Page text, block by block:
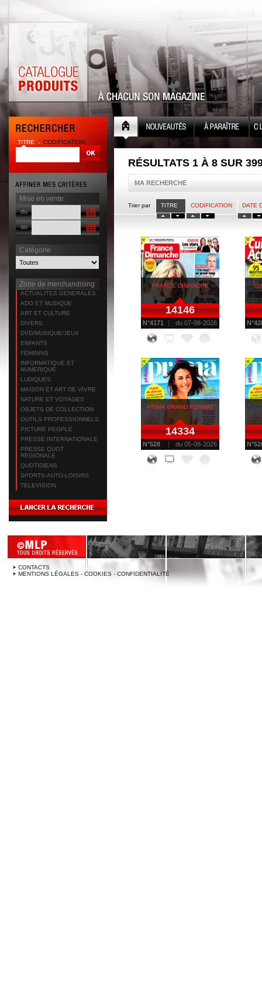
TITRE CODIFICATION
Mise en vente
du
au
Catégorie
Zone de merchandising
ACTUALITES GENERALES
ADO ET MUSIQUE
ART ET CULTURE
DIVERS
DVD/MUSIQUE/JEUX
ENFANTS
FEMININS
INFORMATIQUE ET
NUMERIQUE
LUDIQUES
MAISON ET ART DE VIVRE
NATURE ET VOYAGES
OBJETS DE COLLECTION
OUTILS PROFESSIONNELS
PICTURE PEOPLE
PRESSE INTERNATIONALE
PRESSE QUOT
REGIONALE
QUOTIDIENS
SPORTS-AUTO-LOISIRS
TELEVISION
RÉSULTATS 1 À 8 SUR
MA RECHERCHE
Trier par TITRE CODIFICATION DATE
FRANCE DIMANCHE
14146
N°4171 du 07-08-2026 N°
PRIMA GRAND FORMAT
14334
N°528 du 05-08-2026 N°
CONTACTS
MENTIONS LÉGALES - COOKIES - CONFIDENTIALITÉ